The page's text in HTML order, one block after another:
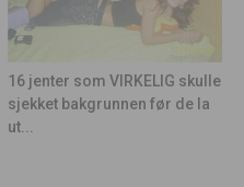
16 jenter som VIRKELIG skulle
sjekket bakgrunnen før de la
ut...